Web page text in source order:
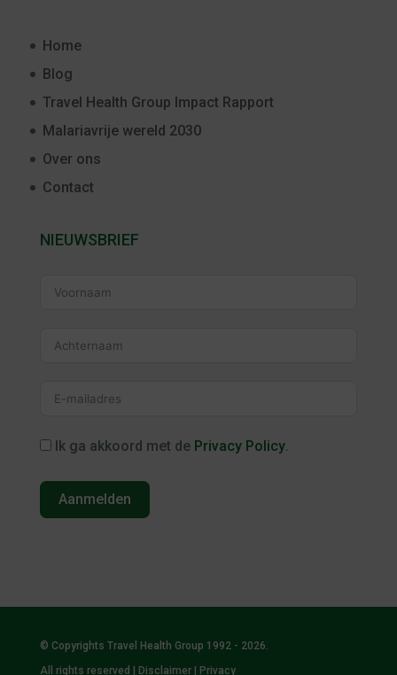
Home
Blog
Travel Health Group Impact Rapport
Malariavrije wereld 2030
Over ons
Contact
NIEUWSBRIEF
Ik ga akkoord met de Privacy Policy.
Aanmelden
© Copyrights Travel Health Group 1992 - 2026.
All rights reserved | Disclaimer| Privacy